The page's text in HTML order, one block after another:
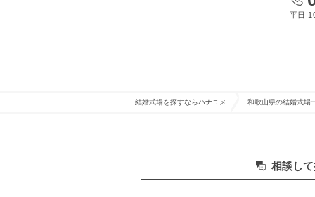
平日
結婚式場を探すならハナユメ 和歌山県の結婚式場
相談し